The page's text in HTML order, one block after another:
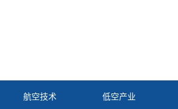
航空技术 低空产业